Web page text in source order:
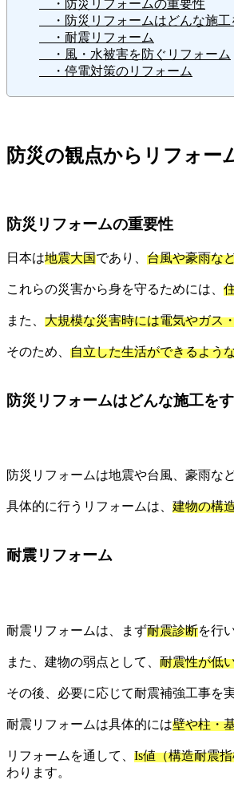
・防災リフォームの重要性
・防災リフォームはどんな施工
・耐震リフォーム
・風・水被害を防ぐリフォーム
・停電対策のリフォーム
防災の観点からリフォー
防災リフォームの重要性
日本は地震大国であり、 台風や豪雨な
これらの災害から身を守るためには、
また、 大規模な災害時には電気やガス
そのため、 自立した生活ができるよう
防災リフォームはどんな施工を
防災リフォームは地震や台風、豪雨な
具体的に行うリフォームは、 建物の構
耐震リフォーム
耐震リフォームは、まず耐震診断を行
また、建物の弱点として、 耐震性が低
その後、必要に応じて耐震補強工事を
耐震リフォームは具体的には壁や柱・
リフォームを通して、 Is値（構造耐震
わります。